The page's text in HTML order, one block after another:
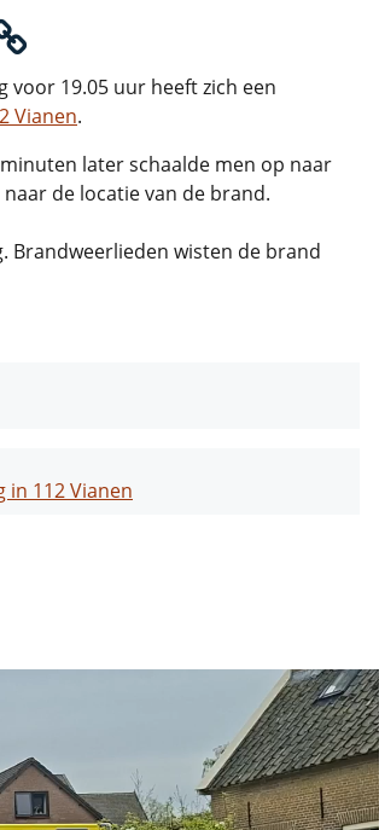
voor 19.05 uur heeft zich een
Vianen.
later schaalde men op naar
de locatie van de brand.
Brandweerlieden wisten de brand
112 Vianen